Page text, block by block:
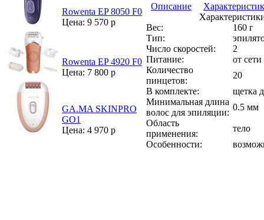
Rowenta EP 8050 F0
Цена: 9 570 р
Rowenta EP 4920 F0
Цена: 7 800 р
GA.MA SKINPRO
GO1
Цена: 4 970 р
Описание
Вес:
160 г
Тип:
Число скоростей:
2
Питание:
от сети
Количество
пинцетов:
20
В комплекте:
щетка
Минимальная длина
волос для эпиляции:
0.5 мм
Область
применения:
тело
Особенности: